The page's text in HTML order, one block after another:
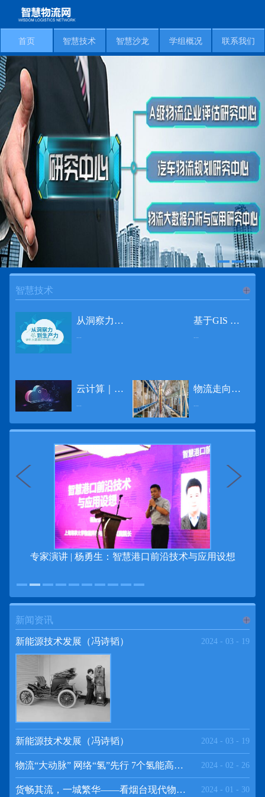
首页 智慧技术 智慧沙龙 学组概况 联系我们
智慧技术
从洞察力到生产力 伊利大数据的价值创造
...
基于GIS 的小城市交通网络分析研究
...
云计算｜边缘计算将为物联网行业带来巨大增长
...
物流走向未来的“魔法师”
...
专家演讲 | 杨勇生：智慧港口前沿技术与应用设想
新闻资讯
新能源技术发展（冯诗韬） 2024 - 03 - 19
新能源技术发展（冯诗韬） 2024 - 03 - 19
物流“大动脉” 网络“氢”先行 7个氢能高速场景落地京津冀 2024 - 02 - 26
货畅其流，一城繁华——看烟台现代物流发展 2024 - 01 - 30
频道
>>